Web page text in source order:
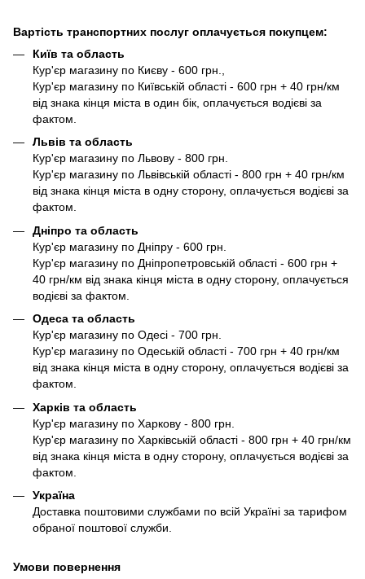
Вартість транспортних послуг оплачується покупцем:
Київ та область
Кур'єр магазину по Києву - 600 грн.,
Кур'єр магазину по Київській області - 600 грн + 40 грн/км
від знака кінця міста в один бік, оплачується водієві за
фактом.
Львів та область
Кур'єр магазину по Львову - 800 грн.
Кур'єр магазину по Львівській області - 800 грн + 40 грн/км
від знака кінця міста в одну сторону, оплачується водієві за
фактом.
Дніпро та область
Кур'єр магазину по Дніпру - 600 грн.
Кур'єр магазину по Дніпропетровській області - 600 грн +
40 грн/км від знака кінця міста в одну сторону, оплачується
водієві за фактом.
Одеса та область
Кур'єр магазину по Одесі - 700 грн.
Кур'єр магазину по Одеській області - 700 грн + 40 грн/км
від знака кінця міста в одну сторону, оплачується водієві за
фактом.
Харків та область
Кур'єр магазину по Харкову - 800 грн.
Кур'єр магазину по Харківській області - 800 грн + 40 грн/км
від знака кінця міста в одну сторону, оплачується водієві за
фактом.
Україна
Доставка поштовими службами по всій Україні за тарифом
обраної поштової служби.
Умови повернення